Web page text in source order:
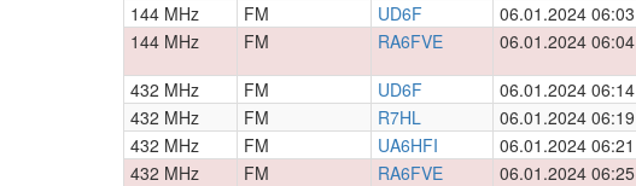
144 MHz
FM UD6F 06.01.2024 06:03
144 MHz
FM RA6FVE 06.01.2024 06:04
432 MHz FM UD6F 06.01.2024 06:14
432 MHz
FM R7HL 06.01.2024 06:19
432 MHz
FM UA6HFI 06.01.2024 06:21
432 MHz
FM RA6FVE 06.01.2024 06:25